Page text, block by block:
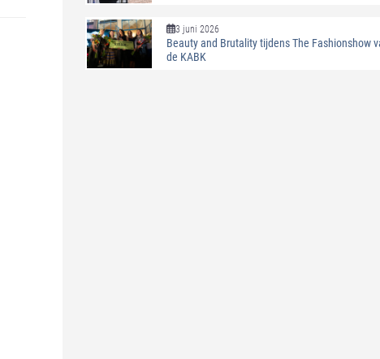
3 juni 2026
Beauty and Brutality tijdens The Fashionshow
de KABK